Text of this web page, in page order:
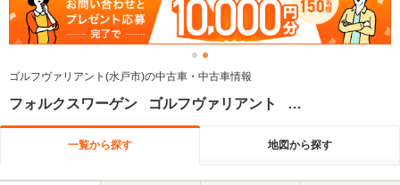
ゴルフヴァリアント(水戸市)の中古車・中古車情報
フォルクスワーゲン ゴルフヴァリアント 茨城県
一覧から探す 地図から探す